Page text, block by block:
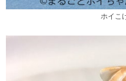
ホイこ